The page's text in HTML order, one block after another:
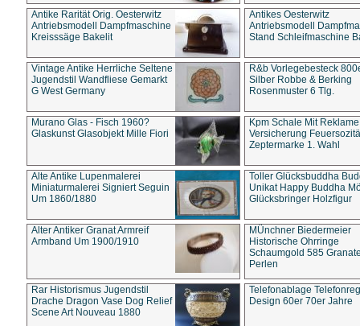
Antike Rarität Orig. Oesterwitz
Antriebsmodell Dampfmaschine
Kreisssäge Bakelit
Antikes Oesterwitz
Antriebsmodell
Stand Schleifmaschine
Vintage Antike Herrliche Seltene
Jugendstil Wandfliese Gemarkt
G West Germany
R&b Vorlegebesteck
Silber Robbe & Berking
Rosenmuster 6 Tlg.
Murano Glas - Fisch 1960?
Glaskunst Glasobjekt Mille Fiori
Kpm Schale Mit Reklame
Versicherung
Zeptermarke 1. Wahl
Alte Antike Lupenmalerei
Miniaturmalerei Signiert Seguin
Um 1860/1880
Toller Glücksbuddha
Unikat Happy Buddha
Glücksbringer Holzfigur
Alter Antiker Granat Armreif
Armband Um 1900/1910
MÜnchner Biedermeier
Historische Ohrringe
Schaumgold 585
Perlen
Rar Historismus Jugendstil
Drache Dragon Vase Dog Relief
Scene Art Nouveau 1880
Telefonablage
Design 60er 70er Jahre